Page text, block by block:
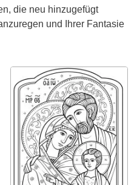
die neu hinzugefügt
und Ihrer Fantasie